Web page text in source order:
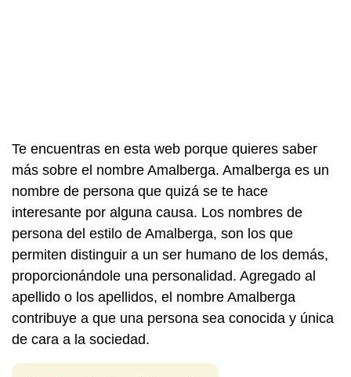
Te encuentras en esta web porque quieres saber
más sobre el nombre Amalberga. Amalberga es un
nombre de persona que quizá se te hace
interesante por alguna causa. Los nombres de
persona del estilo de Amalberga, son los que
permiten distinguir a un ser humano de los demás,
proporcionándole una personalidad. Agregado al
apellido o los apellidos, el nombre Amalberga
contribuye a que una persona sea conocida y única
de cara a la sociedad.